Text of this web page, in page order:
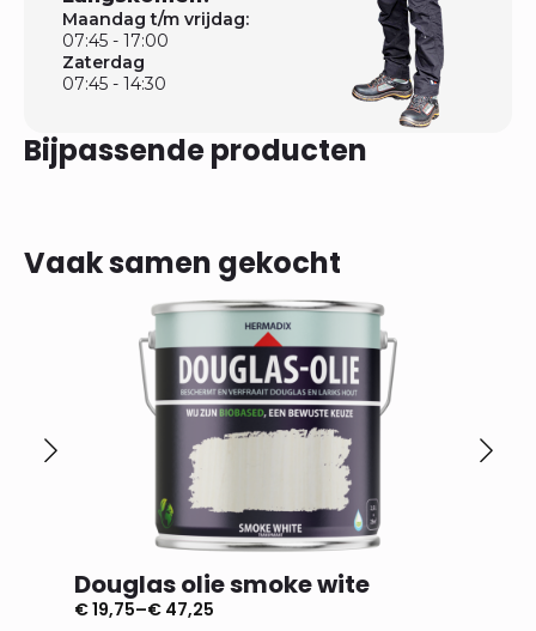
Maandag t/m vrijdag:
07:45 - 17:00
Zaterdag
07:45 - 14:30
Bijpassende producten
Vaak samen gekocht
Douglas olie smoke wite
€19,75–€ 47,25
Prijsklasse: